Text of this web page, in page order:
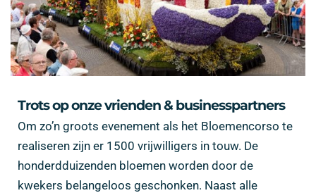
Trots op onze vrienden & businesspartners
Om zo’n groots evenement als het Bloemencorso te
realiseren zijn er 1500 vrijwilligers in touw. De
honderdduizenden bloemen worden door de
kwekers belangeloos geschonken. Naast alle